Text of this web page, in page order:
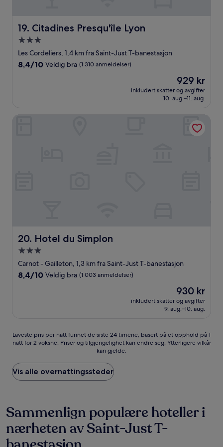
19. Citadines Presqu'île Lyon
Citadines Presqu'île Lyon
Overnattingssted
med
3.0
Les Cordeliers, 1,4 km fra Saint-Just T-banestasjon
8.4
anmeldelser)
8,4/10 Veldig bra (1 310 anmeldelser)
Prisen
er
929 kr
929 kr
inkludert skatter og avgifter
10. aug.–11. aug.
20. Hotel du Simplon
Hotel du Simplon
Overnattingssted
med
3.0
Carnot - Gailleton, 1,3 km fra Saint-Just T-banestasjon
8.4
8,4/10 Veldig bra (1 003 anmeldelser)
Prisen
er
930 kr
930 kr
inkludert skatter og avgifter
9. aug.–10. aug.
Laveste
pris
natt
funnet
de
timene,
basert
på
et
opphold
Laveste pris per natt funnet de siste 24 timene, basert på et opphold på 1
natt for 2 voksne. Priser og tilgjengelighet kan endre seg. Ytterligere vilkår
kan gjelde.
Vis alle overnattingssteder
Sammenlign populære hoteller i
nærheten av Saint-Just T-